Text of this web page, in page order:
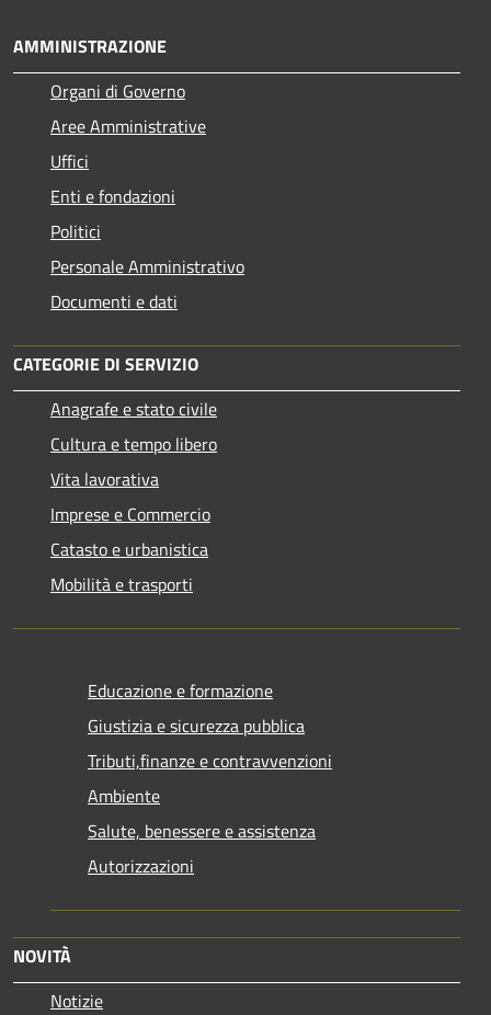
AMMINISTRAZIONE
Organi di Governo
Aree Amministrative
Uffici
Enti e fondazioni
Politici
Personale Amministrativo
Documenti e dati
CATEGORIE DI SERVIZIO
Anagrafe e stato civile
Cultura e tempo libero
Vita lavorativa
Imprese e Commercio
Catasto e urbanistica
Mobilità e trasporti
Educazione e formazione
Giustizia e sicurezza pubblica
Tributi,finanze e contravvenzioni
Ambiente
Salute, benessere e assistenza
Autorizzazioni
NOVITÀ
Notizie